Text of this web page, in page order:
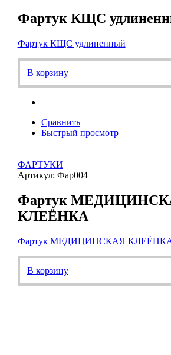
Фартук КЩС
Фартук КЩС удлиненный
В корзину
Сравнить
Быстрый просмотр
ФАРТУКИ
Артикул: Фар004
Фартук
КЛЕЁНКА
Фартук МЕДИЦИНСКАЯ
В корзину